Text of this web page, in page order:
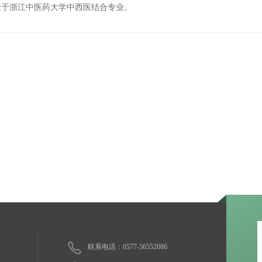
浙江中医药大学中西医结合专业。
联系电话：0577-56552086